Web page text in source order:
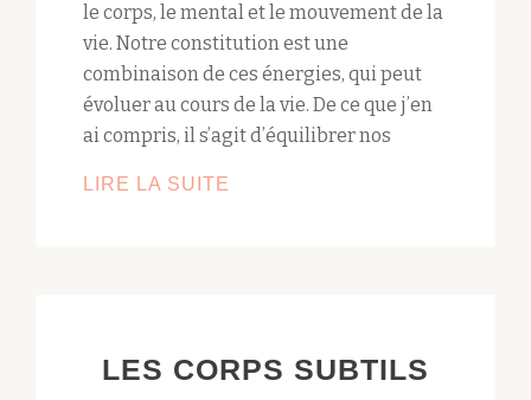
le corps, le mental et le mouvement de la
vie. Notre constitution est une
combinaison de ces énergies, qui peut
évoluer au cours de la vie. De ce que j’en
ai compris, il s’agit d’équilibrer nos
LIRE LA SUITE
?
LES CORPS SUBTILS